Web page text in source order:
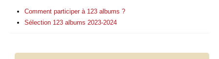
Comment participer à 123 albums ?
Sélection 123 albums 2023-2024